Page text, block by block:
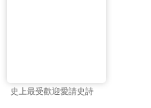
史上最受歡迎愛請史詩